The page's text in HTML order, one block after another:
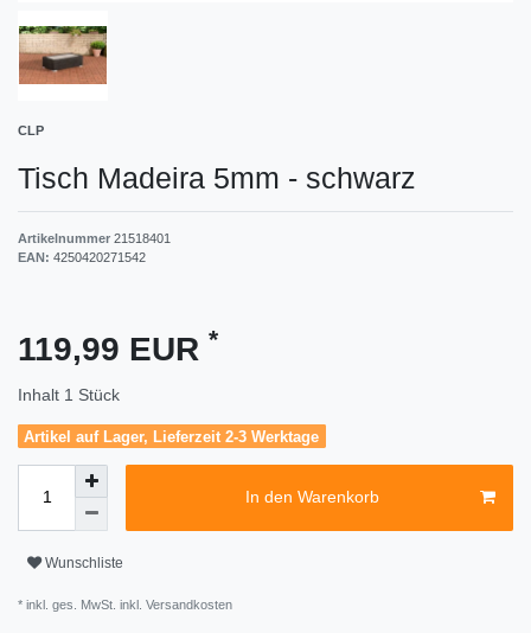
CLP
Tisch Madeira 5mm - schwarz
Artikelnummer 21518401
EAN: 4250420271542
119,99 EUR *
Inhalt 1 Stück
Artikel auf Lager, Lieferzeit 2-3 Werktage
In den Warenkorb
Wunschliste
* inkl. ges. MwSt. inkl. Versandkosten